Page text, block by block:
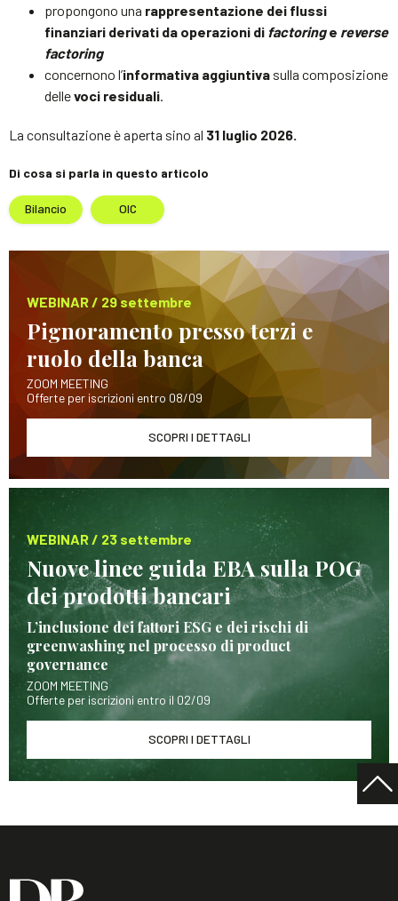
propongono una rappresentazione dei flussi
finanziari derivati da operazioni di factoringe reverse
factoring
concernono l’informativa aggiuntiva sulla composizione
dellevoci residuali.
La consultazione è aperta sino al 31 luglio 2026.
Di cosa si parla in questo articolo
Bilancio OIC
WEBINAR / 29 settembre
Pignoramento presso terzi e
ruolo della banca
ZOOM MEETING
Offerte per iscrizioni entro 08/09
SCOPRI I DETTAGLI
WEBINAR / 23 settembre
Nuove linee guida EBA sulla POG
dei prodotti bancari
L’inclusione dei fattori ESG e dei rischi di
greenwashing nel processo di product
governance
ZOOM MEETING
Offerte per iscrizioni entro il 02/09
SCOPRI I DETTAGLI